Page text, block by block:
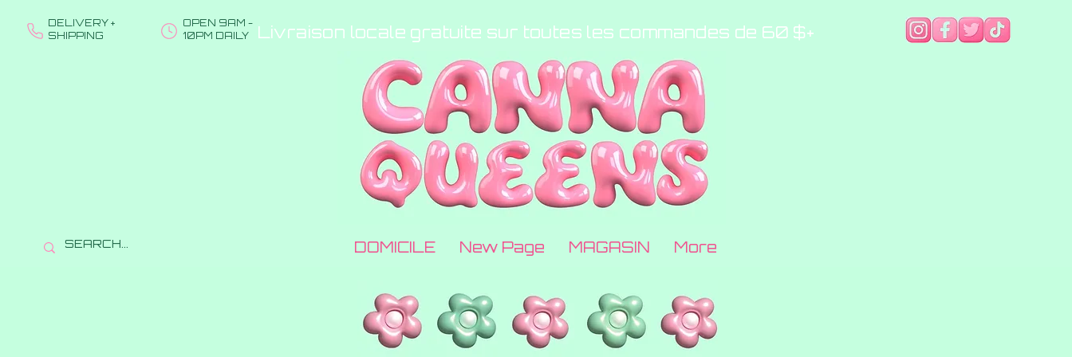
DELIVERY +
SHIPPING
OPEN 9AM -
10PM DAILY
Livraison locale gratuite sur toutes les commandes de 60 $+
DOMICILE New Page MAGASIN More